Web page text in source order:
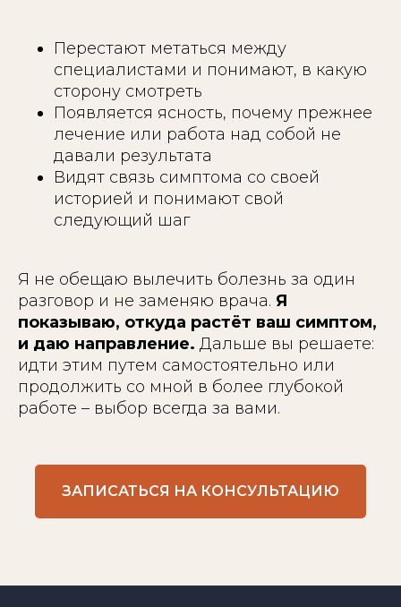
Перестают метаться между
специалистами и понимают, в какую
сторону смотреть
Появляется ясность, почему прежнее
лечение или работа над собой не
давали результата
Видят связь симптома со своей
историей и понимают свой
следующий шаг
Я не обещаю вылечить болезнь за один
разговор и не заменяю врача. Я
показываю, откуда растёт ваш симптом,
и даю направление. Дальше вы решаете:
идти этим путем самостоятельно или
продолжить со мной в более глубокой
работе – выбор всегда за вами.
ЗАПИСАТЬСЯ НА КОНСУЛЬТАЦИЮ